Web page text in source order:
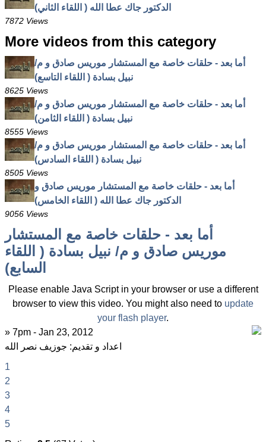
الدكتور جاك عطا الله ( اللقاء الثاني)
7872 Views
More videos from this category
أما بعد - حلقات خاصة مع المستشار موريس صادق و م/
نبيل بسادة ( اللقاء التاسع)
8625 Views
أما بعد - حلقات خاصة مع المستشار موريس صادق و م/
نبيل بسادة ( اللقاء الثامن)
8555 Views
أما بعد - حلقات خاصة مع المستشار موريس صادق و م/
نبيل بسادة ( اللقاء السادس)
8505 Views
أما بعد - حلقات خاصة مع المستشار موريس صادق و
الدكتور جاك عطا الله ( اللقاء الخامس)
9056 Views
أما بعد - حلقات خاصة مع المستشار
موريس صادق و م/ نبيل بسادة ( اللقاء
السابع)
Please enable Java Script in your browser or use a different
browser to view this video. You might also need to update
your flash player.
» 7pm - Jan 23, 2012
اعداد و تقديم: جوزيف نصر الله
1
2
3
4
5